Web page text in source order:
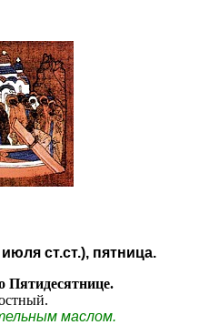
июля ст.ст.), пятница.
Пятидесятнице.
маслом.